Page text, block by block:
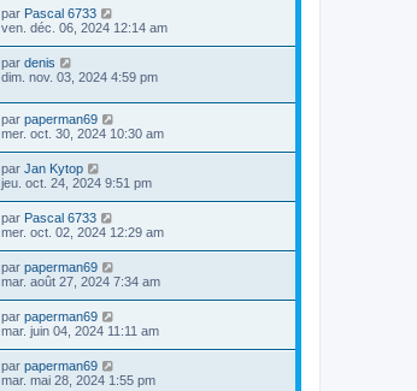
par Pascal 6733
ven. déc. 06, 2024 12:14 am
par denis
dim. nov. 03, 2024 4:59 pm
par paperman69
mer. oct. 30, 2024 10:30 am
par Jan Kytop
jeu. oct. 24, 2024 9:51 pm
par Pascal 6733
mer. oct. 02, 2024 12:29 am
par paperman69
mar. août 27, 2024 7:34 am
par paperman69
mar. juin 04, 2024 11:11 am
par paperman69
mar. mai 28, 2024 1:55 pm